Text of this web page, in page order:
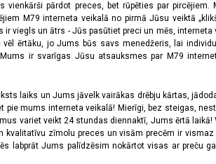
pārdot preces, bet rūpēties par
M79 interneta veikalā no pirmā Jūsu veiktā
viegls un ātrs - Jūs pasūtiet preci un mēs,
ērtāku, jo Jums būs savs menedžeris, lai
ir svarīgas Jūsu atsauksmes par M79
laiks un Jums jāvelk vairākas drēbju kārtas,
mums interneta veikalā! Mierīgi, bez steigas,
variet veikt 24 stundas diennaktī, Jums ērtā
zīmolu preces un visām precēm ir
labprāt Jums palīdzēsim nokārtot visas ar preču